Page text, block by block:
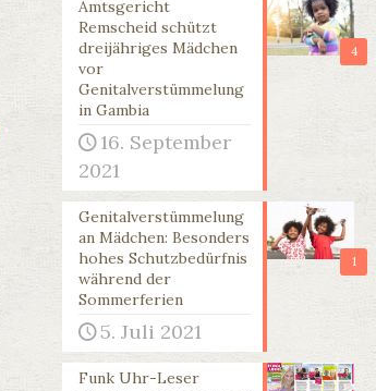
4
Amtsgericht
Remscheid schützt
dreijähriges Mädchen
vor
Genitalverstümmelung
in Gambia
16. September
2021
1
Genitalverstümmelung
an Mädchen: Besonders
hohes Schutzbedürfnis
während der
Sommerferien
5. Juli 2021
Funk Uhr-Leser